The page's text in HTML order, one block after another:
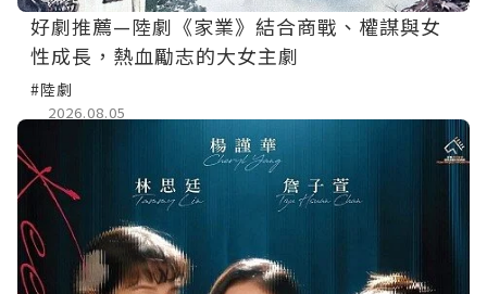
好劇推薦—陸劇《家業》結合商戰、權謀與女
性成長，熱血勵志的大女主劇
#陸劇
2026.08.05